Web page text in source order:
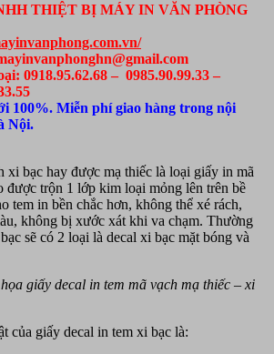
THIỆT BỊ MÁY IN VĂN PHÒNG
0918.95.62.68 – 0985.90.99.33 –
100%. Miễn phí giao hàng trong nội
Nội.
xi bạc hay được mạ thiếc là loại giấy in mã
được trộn 1 lớp kim loại mỏng lên trên bề
tem in bền chắc hơn, không thể xé rách,
không bị xước xát khi va chạm. Thường
sẽ có 2 loại là decal xi bạc mặt bóng và
giấy decal in tem mã vạch mạ thiếc – xi
của giấy decal in tem xi bạc là: